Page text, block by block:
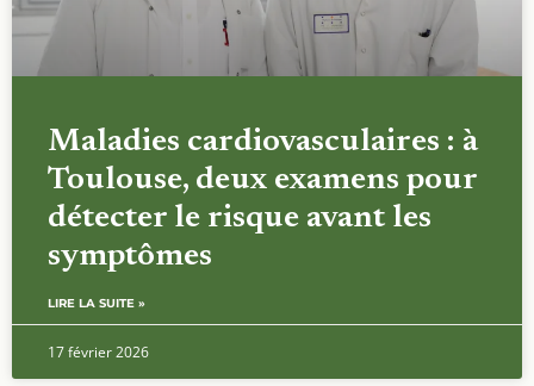
Maladies cardiovasculaires : à
Toulouse, deux examens pour
détecter le risque avant les
symptômes
LIRE LA SUITE »
17 février 2026